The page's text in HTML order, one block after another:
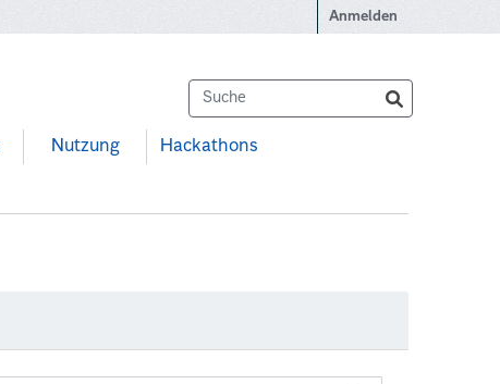
Anmelden
Nutzung Hackathons